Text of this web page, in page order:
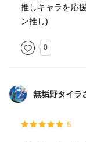
推しキャラを応
ン推し)
0
無垢野タイラ
5